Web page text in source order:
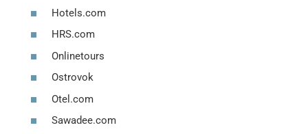
Hotels.com
HRS.com
Onlinetours
Ostrovok
Otel.com
Sawadee.com